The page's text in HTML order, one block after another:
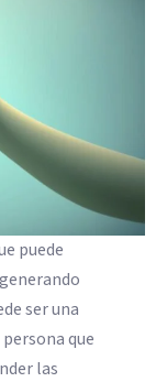
puede
ser una
que
las